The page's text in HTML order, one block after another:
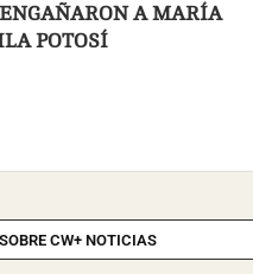
A MARÍA
POTOSÍ
SOBRE CW+ NOTICIAS